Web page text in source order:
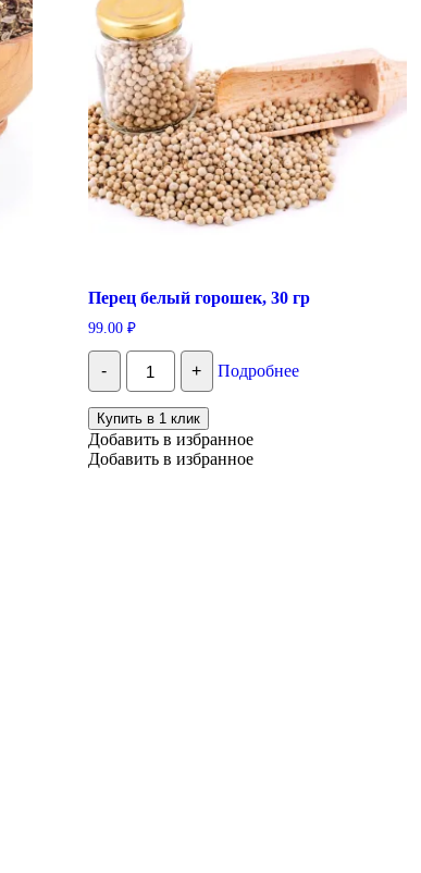
Перец белый горошек, 30 гр
99.00 ₽
-
Количество
Перец
белый
горошек,
30
гр
+ Подробнее
Купить в 1 клик
Добавить в избранное
Добавить в избранное